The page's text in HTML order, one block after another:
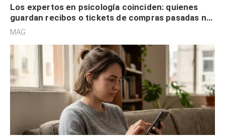
Los expertos en psicología coinciden: quienes
guardan recibos o tickets de compras pasadas no
son acumuladores, sino que tienen necesidad de
MAG.